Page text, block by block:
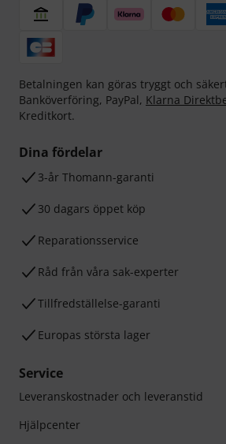
Betalningen kan göras tryggt och
Banköverföring, PayPal, Klarna
Kreditkort.
Dina fördelar
3-år Thomann-garanti
30 dagars öppet köp
Reparationsservice
Råd från våra sak-experter
Tillfredställelse-garanti
Europas största lager
Service
Leveranskostnader och leveranstid
Hjälpcenter